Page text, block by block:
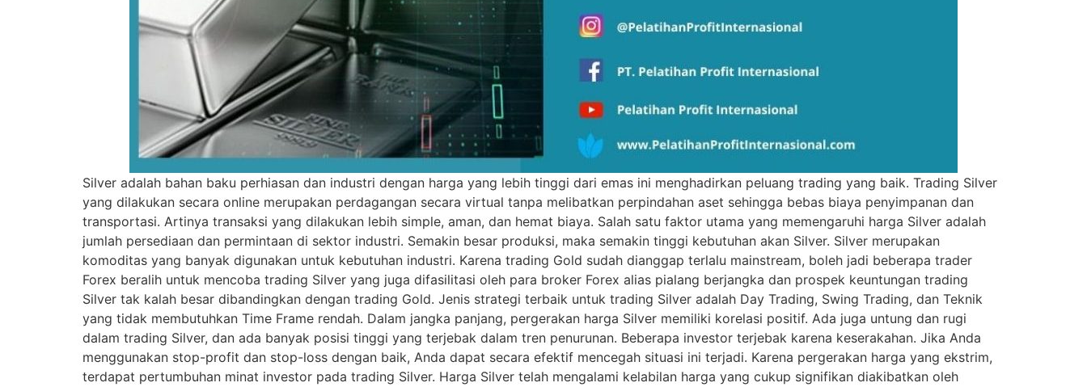
Silver adalah bahan baku perhiasan dan industri dengan harga yang lebih tinggi dari emas ini menghadirkan peluang trading yang baik. Trading Silver
yang dilakukan secara online merupakan perdagangan secara virtual tanpa melibatkan perpindahan aset sehingga bebas biaya penyimpanan dan
transportasi. Artinya transaksi yang dilakukan lebih simple, aman, dan hemat biaya. Salah satu faktor utama yang memengaruhi harga Silver adalah
jumlah persediaan dan permintaan di sektor industri. Semakin besar produksi, maka semakin tinggi kebutuhan akan Silver. Silver merupakan
komoditas yang banyak digunakan untuk kebutuhan industri. Karena trading Gold sudah dianggap terlalu mainstream, boleh jadi beberapa trader
Forex beralih untuk mencoba trading Silver yang juga difasilitasi oleh para broker Forex alias pialang berjangka dan prospek keuntungan trading
Silver tak kalah besar dibandingkan dengan trading Gold. Jenis strategi terbaik untuk trading Silver adalah Day Trading, Swing Trading, dan Teknik
yang tidak membutuhkan Time Frame rendah. Dalam jangka panjang, pergerakan harga Silver memiliki korelasi positif. Ada juga untung dan rugi
dalam trading Silver, dan ada banyak posisi tinggi yang terjebak dalam tren penurunan. Beberapa investor terjebak karena keserakahan. Jika Anda
menggunakan stop-profit dan stop-loss dengan baik, Anda dapat secara efektif mencegah situasi ini terjadi. Karena pergerakan harga yang ekstrim,
terdapat pertumbuhan minat investor pada trading Silver. Harga Silver telah mengalami kelabilan harga yang cukup signifikan diakibatkan oleh